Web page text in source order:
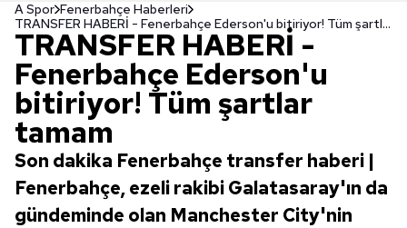
A Spor Fenerbahçe Haberleri
TRANSFER HABERİ - Fenerbahçe Ederson'u bitiriyor! Tüm şartlar tamam
TRANSFER HABERİ -
Fenerbahçe Ederson'u
bitiriyor! Tüm şartlar
tamam
Son dakika Fenerbahçe transfer haberi |
Fenerbahçe, ezeli rakibi Galatasaray'ın da
gündeminde olan Manchester City'nin